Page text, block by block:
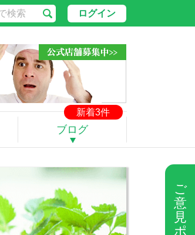
ご
意
見
ポ
ログイン
新着3件
ブログ